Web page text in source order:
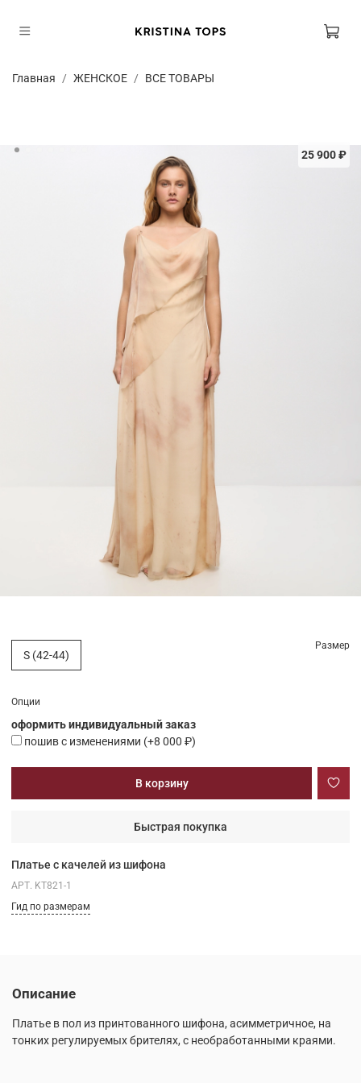
Главная ЖЕНСКОЕ ВСЕ ТОВАРЫ
Платье с качелей из шифона
25 900 ₽
АРТ. KT821-1
Гид по размерам
В корзину
Быстрая покупка
Размер
S (42-44)
Опции
оформить индивидуальный заказ
пошив с изменениями (+8 000 ₽)
Описание
Платье в пол из принтованного шифона, асимметричное, на
тонких регулируемых брителях, с необработанными краями.